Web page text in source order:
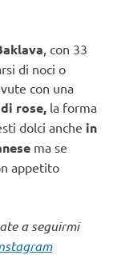
, con 33
di noci o
con una
rose, la forma
dolci anche in
ma se
appetito
a seguirmi